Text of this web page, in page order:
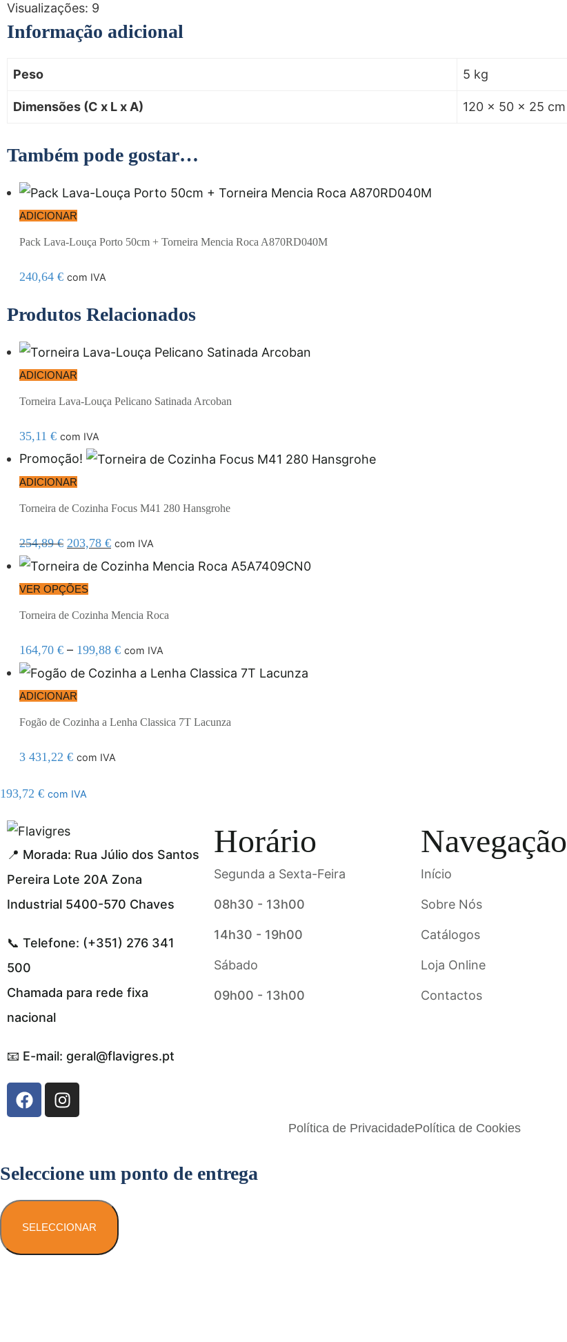
Visualizações: 9
Informação adicional
Peso 5 kg
Dimensões (C x L x A) 120 × 50 × 25 cm
Também pode gostar…
ADICIONAR
Pack Lava-Louça Porto 50cm + Torneira Mencia Roca A870RD040M
240,64 € com IVA
Produtos Relacionados
ADICIONAR
Torneira Lava-Louça Pelicano Satinada Arcoban
35,11 € com IVA
Promoção!
ADICIONAR
Torneira de Cozinha Focus M41 280 Hansgrohe
254,89€ 203,78 € com IVA
VER OPÇÕES
Torneira de Cozinha Mencia Roca
164,70 € – 199,88 € com IVA
ADICIONAR
Fogão de Cozinha a Lenha Classica 7T Lacunza
3 431,22 € com IVA
193,72 € com IVA
resmi adresi
📍 Morada: Rua Júlio dos Santos
Pereira Lote 20A Zona
Industrial 5400-570 Chaves
📞 Telefone: (+351) 276 341
500
Chamada para rede fixa
nacional
📧 E-mail: geral@flavigres.pt
Horário
Segunda a Sexta-Feira
08h30 - 13h00
14h30 - 19h00
Sábado
09h00 - 13h00
Navegação
Início
Sobre Nós
Catálogos
Loja Online
Contactos
Política de PrivacidadePolítica de Cookies
Seleccione um ponto de entrega
SELECCIONAR